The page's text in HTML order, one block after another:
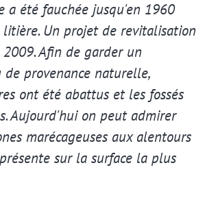
a été fauchée jusqu'en 1960
Un projet de revitalisation
2009. Afin de garder un
provenance naturelle,
ont été abattus et les fossés
Aujourd'hui on peut admirer
marécageuses aux alentours
sur la surface la plus